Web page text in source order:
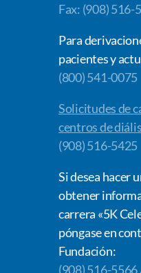
Fax: (908) 516-
Para
pacientes y
(800) 541-0075
Solicitudes de
centros de
(908) 516-5425
Si desea hacer
obtener
carrera «5K
póngase en
Fundación:
(908) 516-5566